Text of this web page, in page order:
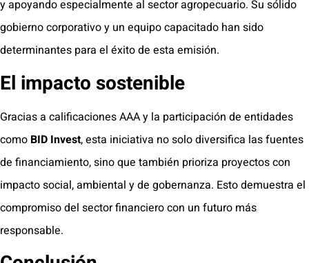
y apoyando especialmente al sector agropecuario. Su sólido
gobierno corporativo y un equipo capacitado han sido
determinantes para el éxito de esta emisión.
El impacto sostenible
Gracias a calificaciones AAA y la participación de entidades
como BID Invest, esta iniciativa no solo diversifica las fuentes
de financiamiento, sino que también prioriza proyectos con
impacto social, ambiental y de gobernanza. Esto demuestra el
compromiso del sector financiero con un futuro más
responsable.